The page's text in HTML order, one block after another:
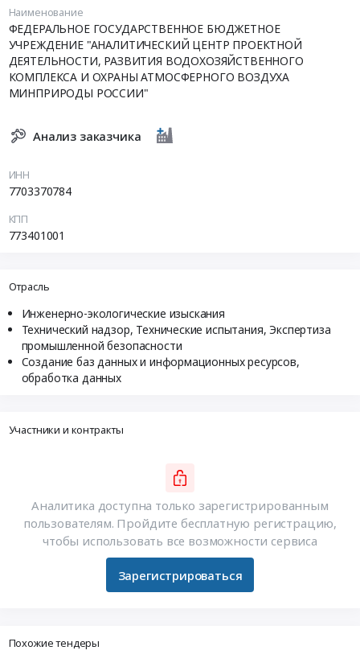
Наименование
ФЕДЕРАЛЬНОЕ ГОСУДАРСТВЕННОЕ БЮДЖЕТНОЕ
УЧРЕЖДЕНИЕ "АНАЛИТИЧЕСКИЙ ЦЕНТР ПРОЕКТНОЙ
ДЕЯТЕЛЬНОСТИ, РАЗВИТИЯ ВОДОХОЗЯЙСТВЕННОГО
КОМПЛЕКСА И ОХРАНЫ АТМОСФЕРНОГО ВОЗДУХА
МИНПРИРОДЫ РОССИИ"
Анализ заказчика
ИНН
7703370784
КПП
773401001
Отрасль
Инженерно-экологические изыскания
Технический надзор, Технические испытания, Экспертиза
промышленной безопасности
Создание баз данных и информационных ресурсов,
обработка данных
Участники и контракты
Аналитика доступна только зарегистрированным
пользователям. Пройдите бесплатную регистрацию,
чтобы использовать все возможности сервиса
Зарегистрироваться
Похожие тендеры